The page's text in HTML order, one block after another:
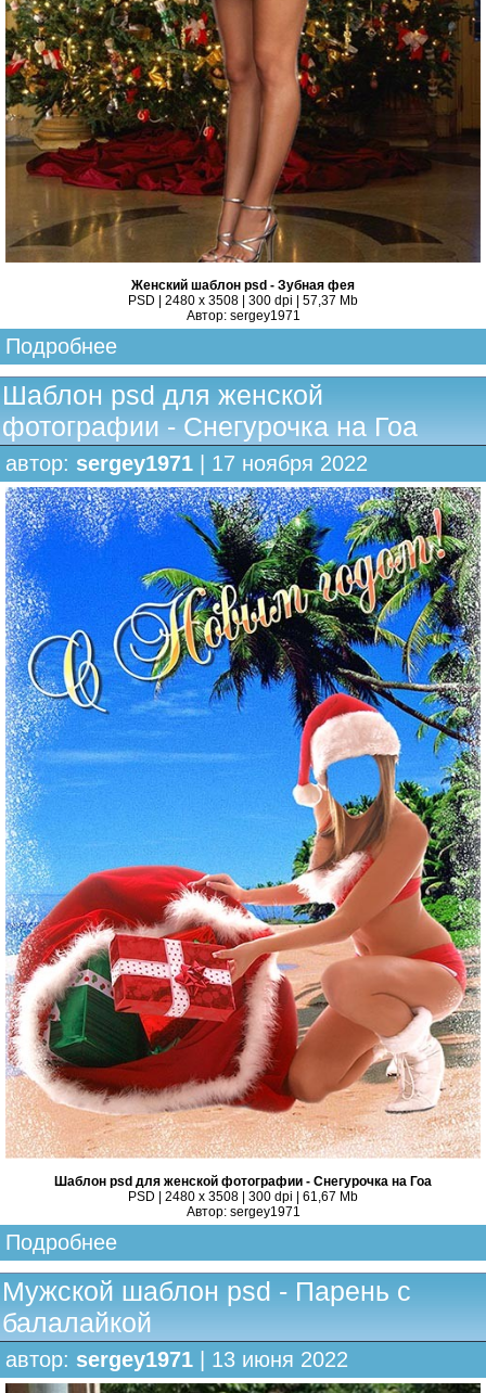
Женский шаблон psd - Зубная фея
PSD | 2480 x 3508 | 300 dpi | 57,37 Mb
Автор: sergey1971
Подробнее
Шаблон psd для женской
фотографии - Снегурочка на Гоа
автор: sergey1971 | 17 ноября 2022
Шаблон psd для женской фотографии - Снегурочка на Гоа
PSD | 2480 x 3508 | 300 dpi | 61,67 Mb
Автор: sergey1971
Подробнее
Мужской шаблон psd - Парень с
балалайкой
автор: sergey1971 | 13 июня 2022